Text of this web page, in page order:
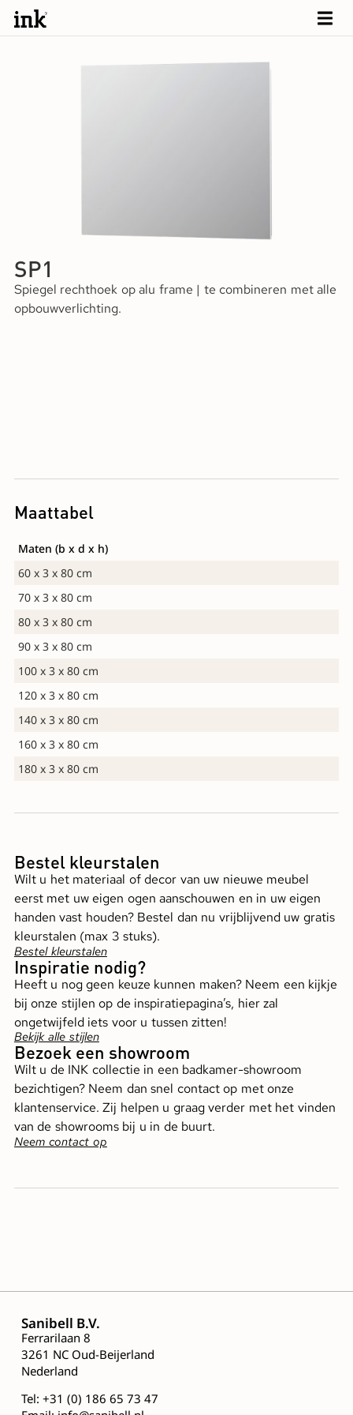
SP1
Spiegel rechthoek op alu frame | te combineren met alle
opbouwverlichting.
Maattabel
Maten (b x d x h)
60 x 3 x 80 cm
70 x 3 x 80 cm
80 x 3 x 80 cm
90 x 3 x 80 cm
100 x 3 x 80 cm
120 x 3 x 80 cm
140 x 3 x 80 cm
160 x 3 x 80 cm
180 x 3 x 80 cm
Bestel kleurstalen
Wilt u het materiaal of decor van uw nieuwe meubel
eerst met uw eigen ogen aanschouwen en in uw eigen
handen vast houden? Bestel dan nu vrijblijvend uw gratis
kleurstalen (max 3 stuks).
Bestel kleurstalen
Inspiratie nodig?
Heeft u nog geen keuze kunnen maken? Neem een kijkje
bij onze stijlen op de inspiratiepagina’s, hier zal
ongetwijfeld iets voor u tussen zitten!
Bekijk alle stijlen
Bezoek een showroom
Wilt u de INK collectie in een badkamer-showroom
bezichtigen? Neem dan snel contact op met onze
klantenservice. Zij helpen u graag verder met het vinden
van de showrooms bij u in de buurt.
Neem contact op
Sanibell B.V.
Ferrarilaan 8
3261 NC Oud-Beijerland
Nederland
Tel: +31 (0) 186 65 73 47